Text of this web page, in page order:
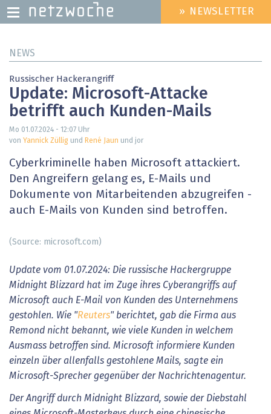
zum
HEADER
MENU
» NEWSLETTER
NEWS
Russischer Hackerangriff
Update: Microsoft-Attacke
betrifft auch Kunden-Mails
Mo 01.07.2024 - 12:07 Uhr
von Yannick Züllig und René Jaun und jor
Cyberkriminelle haben Microsoft attackiert.
Den Angreifern gelang es, E-Mails und
Dokumente von Mitarbeitenden abzugreifen -
auch E-Mails von Kunden sind betroffen.
(Source: microsoft.com)
Update vom 01.07.2024: Die russische Hackergruppe
Midnight Blizzard hat im Zuge ihres Cyberangriffs auf
Microsoft auch E-Mail von Kunden des Unternehmens
gestohlen. Wie "Reuters" berichtet, gab die Firma aus
Remond nicht bekannt, wie viele Kunden in welchem
Ausmass betroffen sind. Microsoft informiere Kunden
einzeln über allenfalls gestohlene Mails, sagte ein
Microsoft-Sprecher gegenüber der Nachrichtenagentur.
Der Angriff durch Midnight Blizzard, sowie der Diebstahl